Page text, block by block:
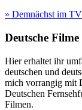
» Demnächst im TV
Deutsche Filme
Hier erhaltet ihr
deutschen und
mich vorrangig mit
Deutschen
Filmen.